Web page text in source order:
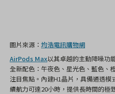
圖片來源： 均浩電訊購物網
AirPods Max以其卓越的主動降噪功
全新配色：午夜色、星光色、藍色、
注目焦點。內建H1晶片，具備通透
續航力可達20小時，提供長時間的極